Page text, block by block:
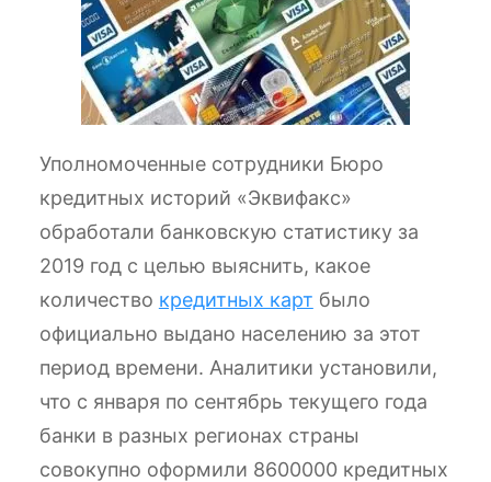
Уполномоченные сотрудники Бюро
кредитных историй «Эквифакс»
обработали банковскую статистику за
2019 год с целью выяснить, какое
количество кредитных карт было
официально выдано населению за этот
период времени. Аналитики установили,
что с января по сентябрь текущего года
банки в разных регионах страны
совокупно оформили 8600000 кредитных